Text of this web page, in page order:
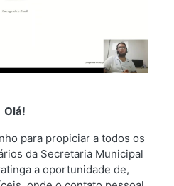
Olá!
para propiciar a todos os
da Secretaria Municipal
a oportunidade de,